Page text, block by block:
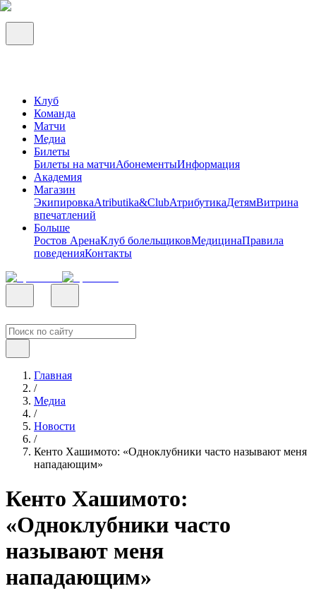
Клуб
Команда
Матчи
Медиа
Билеты
Билеты на матчиАбонементыИнформация
Академия
Магазин
ЭкипировкаAtributika&ClubАтрибутикаДетямВитрина
впечатлений
Больше
Ростов АренаКлуб болельщиковМедицинаПравила
поведенияКонтакты
Главная
/
Медиа
/
Новости
/
Кенто Хашимото: «Одноклубники часто называют меня
нападающим»
Кенто Хашимото:
«Одноклубники часто
называют меня
нападающим»